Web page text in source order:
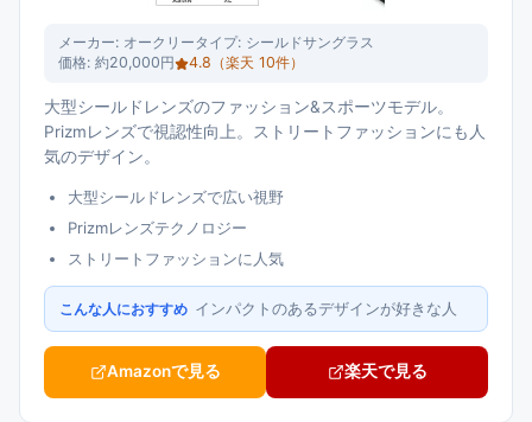
メーカー: オークリータイプ: シールドサングラス
価格: 約20,000円 4.8 （楽天 10件）
大型シールドレンズのファッション&スポーツモデル。
Prizmレンズで視認性向上。ストリートファッションにも人
気のデザイン。
大型シールドレンズで広い視野
Prizmレンズテクノロジー
ストリートファッションに人気
こんな人におすすめ インパクトのあるデザインが好きな人
Amazonで見る 楽天で見る